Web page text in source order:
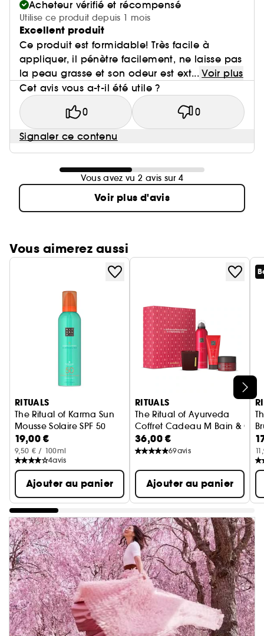
Acheteur vérifié et récompensé
Utilise ce produit depuis 1 mois
Excellent produit
Ce produit est formidable! Très facile à
appliquer, il pénètre facilement, ne laisse pas
la peau grasse et son odeur est ext... Voir plus
Cet avis vous a-t-il été utile ?
0 0
Signaler ce contenu
Vous avez vu 2 avis sur 4
Voir plus d'avis
Vous aimerez aussi
Ignorer le carrousel produits
RITUALS
The Ritual of Karma Sun
Mousse Solaire SPF 50
19,00 €
9,50 € / 100ml
4avis
Ajouter au panier
RITUALS
The Ritual of Ayurveda
Coffret Cadeau M Bain &
36,00 €
69avis
Ajouter au panier